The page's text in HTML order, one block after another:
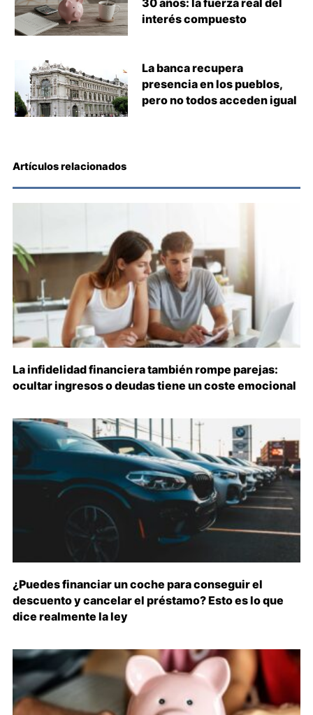
interés compuesto
La banca recupera
presencia en los pueblos,
pero no todos acceden igual
Artículos relacionados
La infidelidad financiera también rompe parejas:
ocultar ingresos o deudas tiene un coste emocional
¿Puedes financiar un coche para conseguir el
descuento y cancelar el préstamo? Esto es lo que
dice realmente la ley